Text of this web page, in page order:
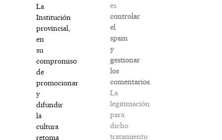
La
Institución
provincial,
en
su
compromiso
de
promocionar
y
difundir
la
cultura
retoma
es
controlar
el
spam
y
gestionar
los
comentarios.
La
legitimación
para
dicho
tratamiento